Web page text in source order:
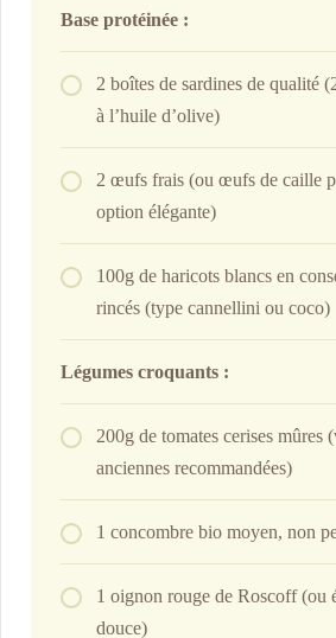
Base protéinée :
2 boîtes de sardines de qualité
à l’huile d’olive)
2 œufs frais (ou œufs de caille
option élégante)
100g de haricots blancs en
rincés (type cannellini ou coco)
Légumes croquants :
200g de tomates cerises mûres
anciennes recommandées)
1 concombre bio moyen, non
1 oignon rouge de Roscoff (ou
douce)